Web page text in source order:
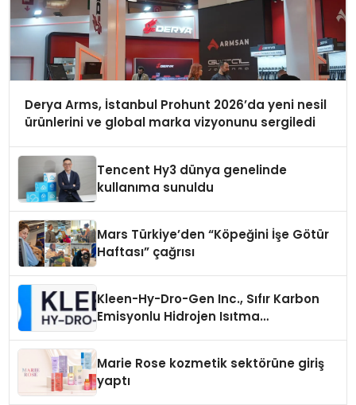
Derya Arms, İstanbul Prohunt 2026’da yeni nesil
ürünlerini ve global marka vizyonunu sergiledi
Tencent Hy3 dünya genelinde
kullanıma sunuldu
Mars Türkiye’den “Köpeğini İşe Götür
Haftası” çağrısı
Kleen-Hy-Dro-Gen Inc., Sıfır Karbon
Emisyonlu Hidrojen Isıtma
Marie Rose kozmetik sektörüne giriş
yaptı